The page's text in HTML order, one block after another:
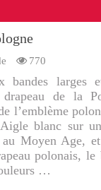
770
bandes larges
de la
l’emblème
blanc sur
au Moyen Age,
polonais, le
…